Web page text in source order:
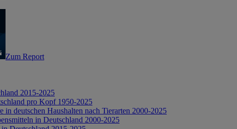
Zum Report
2015-2025
pro Kopf 1950-2025
in deutschen Haushalten nach Tierarten 2000-2025
in Deutschland 2000-2025